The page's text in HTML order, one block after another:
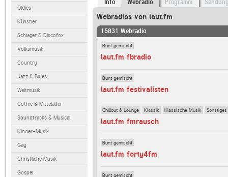
Oldies
Künstler
Schlager & Discofox
Volksmusik
Country
Jazz & Blues
Weltmusik
Gothic & Mittelalter
Soundtracks & Musical
Kinder-Musik
Gay
Christliche Musik
Gospel
Info Webradio Programm
Webradios von laut.fm
15831 Webradio
Bunt gemischt
laut.fm fbradio
Bunt gemischt
laut.fm festivalisten
Chillout & Lounge Klassik Klassische Musik Sonstiges
laut.fm fmrausch
Bunt gemischt
laut.fm forty4fm
Bunt gemischt